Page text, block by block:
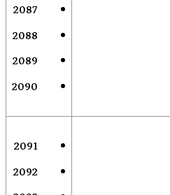
2087
2088
2089
2090
2091
2092